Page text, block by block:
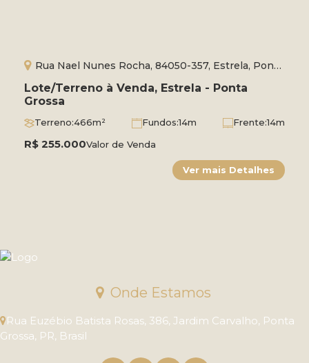
Lote/Terreno à Venda, Estrela - Ponta
Grossa
R$ 255.000Valor de Venda
Rua Nael Nunes Rocha, 84050-357, Estrela, Ponta
Grossa, Paraná, Brasil
Terreno:466m² Fundos:14m Frente:14m
Onde Estamos
Rua Euzébio Batista Rosas, 386, Jardim Carvalho, Ponta
Grossa, PR, Brasil